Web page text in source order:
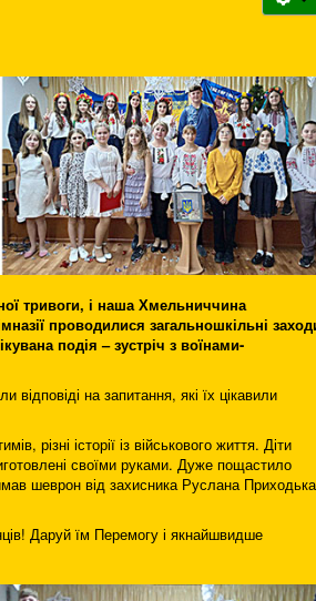
тривоги, і наша Хмельниччина
проводилися загальношкільні
подія – зустріч з воїнами-
відповіді на запитання, які їх цікавили
різні історії із військового життя. Діти
своїми руками. Дуже пощастило
шеврон від захисника Руслана
Даруй їм Перемогу і якнайшвидше